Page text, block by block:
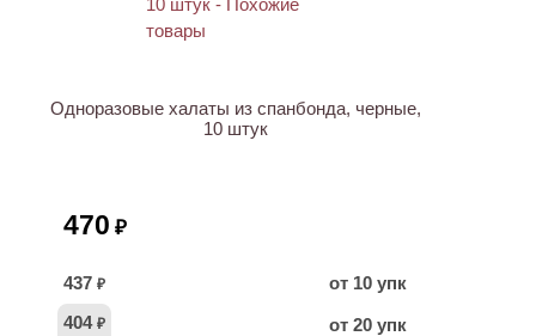
Одноразовые халаты из спанбонда, черные,
10 штук
470 ₽
437 ₽
от 10 упк
404 ₽ от 20 упк